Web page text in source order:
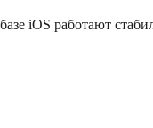
iOS работают